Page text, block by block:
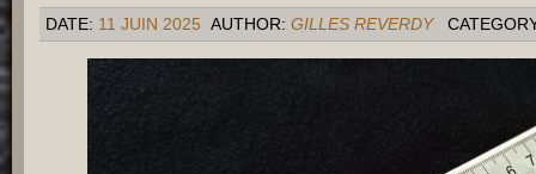
DATE: 11 JUIN 2025 AUTHOR: GILLES REVERDY